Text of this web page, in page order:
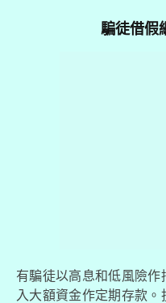
騙徒借假
有騙徒以高息和低風險
入大額資金作定期存款